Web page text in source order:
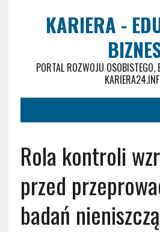
KARIERA -
PORTAL ROZWOJU
Rola kontroli
przed
badań